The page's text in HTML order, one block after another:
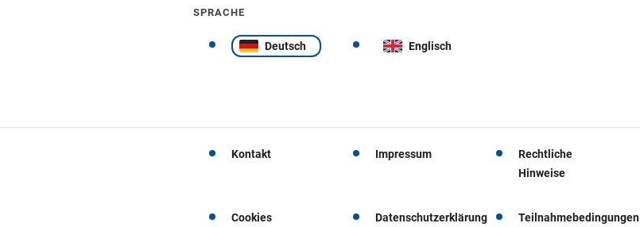
SPRACHE
Deutsch Englisch
Kontakt Impressum
Rechtliche
Hinweise
Cookies Datenschutzerklärung Teilnahmebedingungen